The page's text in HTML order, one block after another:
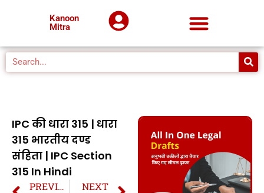
Kanoon
Mitra
IPC की धारा 315 | धारा
315 भारतीय दण्ड
संहिता | IPC Section
315 In Hindi
PREVIOUS NEXT